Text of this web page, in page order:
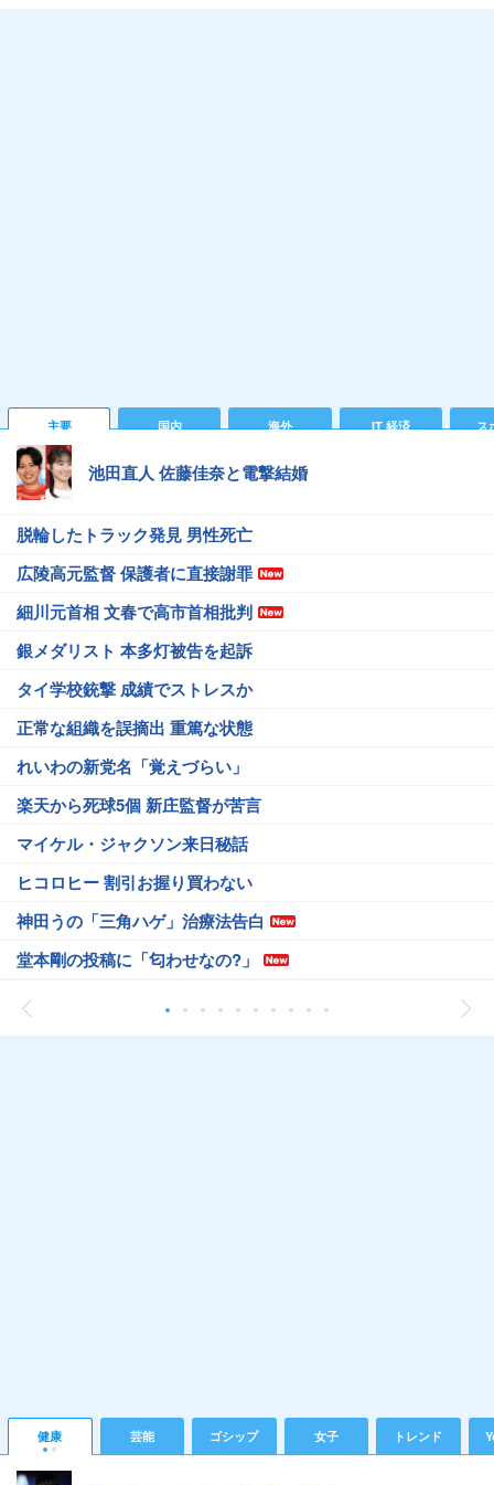
主要 国内 海外 IT 経済 ス
池田直人 佐藤佳奈と電撃結婚
脱輪したトラック発見 男性死亡
広陵高元監督 保護者に直接謝罪
細川元首相 文春で高市首相批判
銀メダリスト 本多灯被告を起訴
タイ学校銃撃 成績でストレスか
正常な組織を誤摘出 重篤な状態
れいわの新党名「覚えづらい」
楽天から死球5個 新庄監督が苦言
マイケル・ジャクソン来日秘話
ヒコロヒー 割引お握り買わない
神田うの「三角ハゲ」治療法告白
堂本剛の投稿に「匂わせなの?」
健康 芸能 ゴシップ 女子 トレンド